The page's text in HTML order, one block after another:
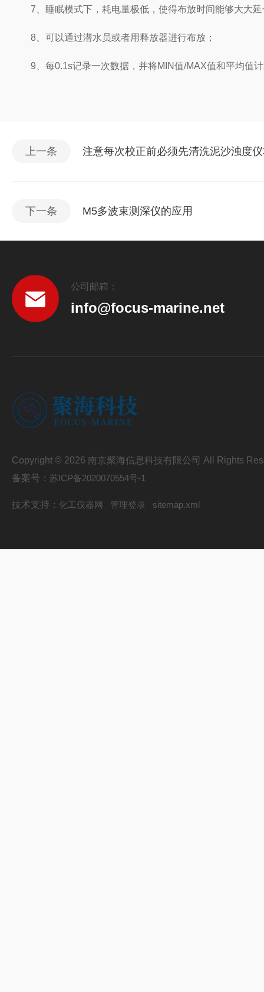
7、睡眠模式下，耗电量极低，使得布放时间能够大大延
8、可以通过潜水员或者用释放器进行布放；
9、每0.1s记录一次数据，并将MIN值/MAX值和平均值计
上一条 注意每次校正前必须先清洗泥沙浊度
下一条 M5多波束测深仪的应用
公司邮箱：
info@focus-marine.net
Copyright © 2026 南京聚海信息科技有限公司 All Rights
备案号： 苏ICP备2020070554号-1
技术支持： 化工仪器网 管理登录 sitemap.xml